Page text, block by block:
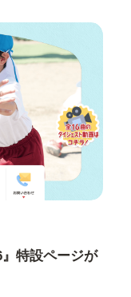
』特設ページが